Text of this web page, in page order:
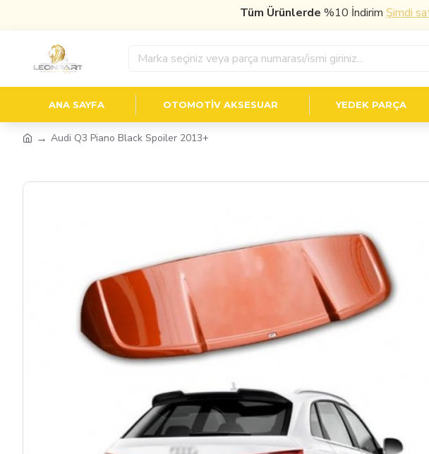
Tüm Ürünlerde%10 İndirimŞimdi satın al
ANA SAYFA OTOMOTIV AKSESUAR YEDEK PARÇA
Audi Q3 Piano Black Spoiler 2013+